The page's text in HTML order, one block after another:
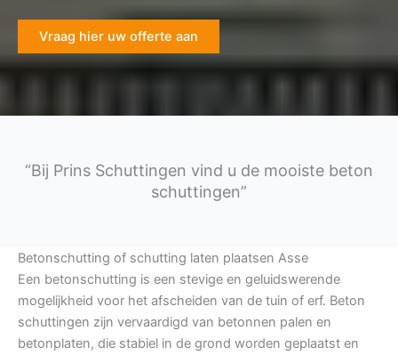
Vraag hier uw offerte aan
“Bij Prins Schuttingen vind u de mooiste beton
schuttingen”
Betonschutting of schutting laten plaatsen Asse
Een betonschutting is een stevige en geluidswerende
mogelijkheid voor het afscheiden van de tuin of erf. Beton
schuttingen zijn vervaardigd van betonnen palen en
betonplaten, die stabiel in de grond worden geplaatst en